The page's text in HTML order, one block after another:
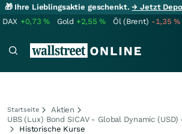
🎁 Ihre Lieblingsaktie geschenkt.→ Jetzt
DAX +0,73% Gold +2,55% Öl (Brent) -1,35%
Startseite
Aktien
UBS (Lux) Bond SICAV - Global Dynamic
Historische Kurse